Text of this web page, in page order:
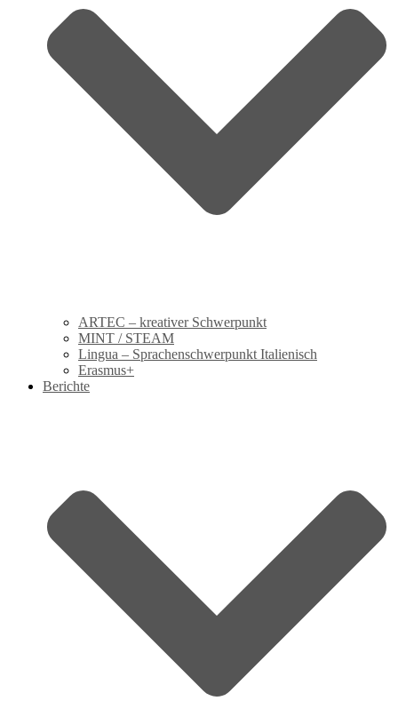
ARTEC – kreativer Schwerpunkt
MINT / STEAM
Lingua – Sprachenschwerpunkt Italienisch
Erasmus+
Berichte